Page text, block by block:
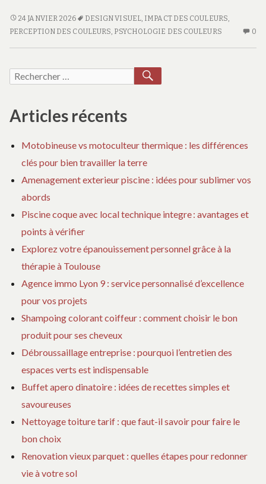
couleurs
sur
notre
visuelle
L’IMPACT
DES
NOTRE
PERCEPTION
24 JANVIER 2026 DESIGN VISUEL, IMPACT DES COULEURS
PERCEPTION DES COULEURS PSYCHOLOGIE DES COULEURS 0
Recherche
Articles récents
Motobineuse vs motoculteur thermique : les différences
clés pour bien travailler la terre
Amenagement exterieur piscine : idées pour sublimer vos
abords
Piscine coque avec local technique integre : avantages et
points à vérifier
Explorez votre épanouissement personnel grâce à la
thérapie à Toulouse
Agence immo Lyon 9 : service personnalisé d’excellence
pour vos projets
Shampoing colorant coiffeur : comment choisir le bon
produit pour ses cheveux
Débroussaillage entreprise : pourquoi l’entretien des
espaces verts est indispensable
Buffet apero dinatoire : idées de recettes simples et
savoureuses
Nettoyage toiture tarif : que faut-il savoir pour faire le
bon choix
Renovation vieux parquet : quelles étapes pour redonner
vie à votre sol